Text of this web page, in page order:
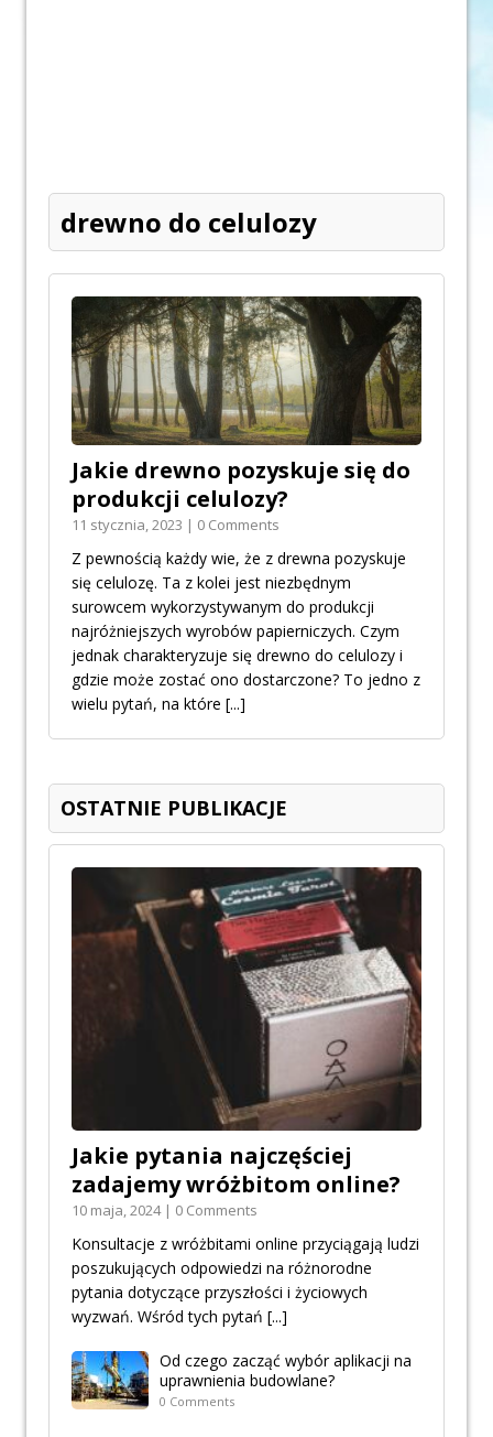
drewno do celulozy
Jakie drewno pozyskuje się do
produkcji celulozy?
11 stycznia, 2023 | 0 Comments
Z pewnością każdy wie, że z drewna pozyskuje
się celulozę. Ta z kolei jest niezbędnym
surowcem wykorzystywanym do produkcji
najróżniejszych wyrobów papierniczych. Czym
jednak charakteryzuje się drewno do celulozy i
gdzie może zostać ono dostarczone? To jedno z
wielu pytań, na które [...]
OSTATNIE PUBLIKACJE
Jakie pytania najczęściej
zadajemy wróżbitom online?
10 maja, 2024 | 0 Comments
Konsultacje z wróżbitami online przyciągają ludzi
poszukujących odpowiedzi na różnorodne
pytania dotyczące przyszłości i życiowych
wyzwań. Wśród tych pytań [...]
Od czego zacząć wybór aplikacji na
uprawnienia budowlane?
0 Comments